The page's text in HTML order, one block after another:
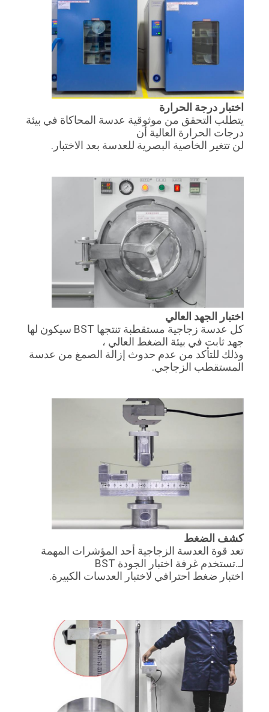
اختبار درجة الحرارة
يتطلب التحقق من موثوقية عدسة المحاكاة في بيئة
درجات الحرارة العالية أن
لن تتغير الخاصية البصرية للعدسة بعد الاختبار.
اختبار الجهد العالي
كل عدسة زجاجية مستقطبة تنتجها BST سيكون لها
جهد ثابت في بيئة الضغط العالي ،
وذلك للتأكد من عدم حدوث إزالة الصمغ من عدسة
المستقطب الزجاجي.
كشف الضغط
تعد قوة العدسة الزجاجية أحد المؤشرات المهمة
لـ.تستخدم غرفة اختبار الجودة BST
اختبار ضغط احترافي لاختبار العدسات الكبيرة.